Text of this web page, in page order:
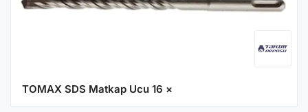
TOMAX SDS Matkap Ucu 16 ×